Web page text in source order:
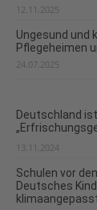
12.11.2025
Ungesund und
Pflegeheimen
24.07.2025
Deutschland
13.11.2024
Schulen vor
Deutsches